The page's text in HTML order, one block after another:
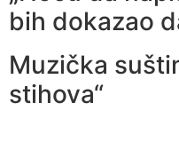
bih dokazao
Muzička
stihova“